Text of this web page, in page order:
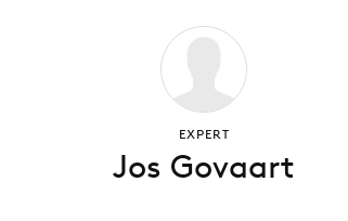
EXPERT
Jos Govaart